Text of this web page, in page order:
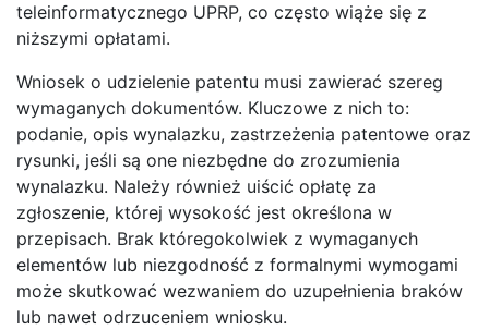
teleinformatycznego UPRP, co często wiąże się z
niższymi opłatami.
Wniosek o udzielenie patentu musi zawierać szereg
wymaganych dokumentów. Kluczowe z nich to:
podanie, opis wynalazku, zastrzeżenia patentowe oraz
rysunki, jeśli są one niezbędne do zrozumienia
wynalazku. Należy również uiścić opłatę za
zgłoszenie, której wysokość jest określona w
przepisach. Brak któregokolwiek z wymaganych
elementów lub niezgodność z formalnymi wymogami
może skutkować wezwaniem do uzupełnienia braków
lub nawet odrzuceniem wniosku.